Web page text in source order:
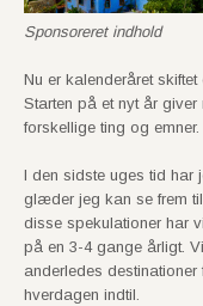
Sponsoreret indhold
Nu er kalenderåret
Starten på et nyt år
forskellige ting og emner.
I den sidste uges tid har
glæder jeg kan se frem
disse spekulationer har
på en 3-4 gange årligt.
anderledes
hverdagen indtil.